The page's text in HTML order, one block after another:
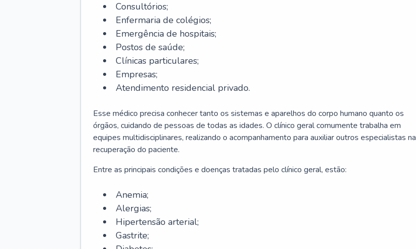
Consultórios;
Enfermaria de colégios;
Emergência de hospitais;
Postos de saúde;
Clínicas particulares;
Empresas;
Atendimento residencial privado.
Esse médico precisa conhecer tanto os sistemas e aparelhos do corpo humano quanto os
órgãos, cuidando de pessoas de todas as idades. O clínico geral comumente trabalha em
equipes multidisciplinares, realizando o acompanhamento para auxiliar outros especialistas na
recuperação do paciente.
Entre as principais condições e doenças tratadas pelo clínico geral, estão:
Anemia;
Alergias;
Hipertensão arterial;
Gastrite;